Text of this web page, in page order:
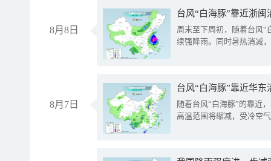
8月8日
台风“白海豚”靠近浙
周末至下周初，随着台风“
续强降雨。同时暑热消减
8月7日
台风“白海豚”靠近华
随着台风“白海豚”的靠近
高温范围将缩减，受冷空